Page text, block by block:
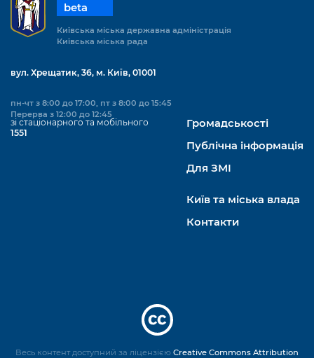
beta
Київська міська державна адміністрація
Київська міська рада
вул. Хрещатик, 36, м. Київ, 01001
пн-чт з 8:00 до 17:00, пт з 8:00 до 15:45
Перерва з 12:00 до 12:45
зі стаціонарного та мобільного
1551
Громадськості
Публічна інформація
Для ЗМІ
Київ та міська влада
Контакти
Весь контент доступний за ліцензією Creative Commons Attribution